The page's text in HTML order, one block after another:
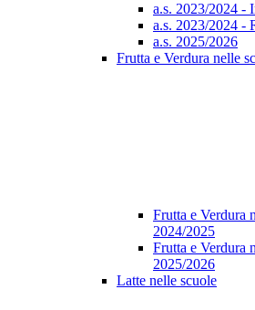
a.s. 2023/2024 -
a.s. 2023/2024 -
a.s. 2025/2026
Frutta e Verdura nelle
Frutta e Verdura
2024/2025
Frutta e Verdura
2025/2026
Latte nelle scuole